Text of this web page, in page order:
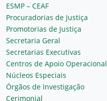
ESMP – CEAF
Procuradorias de Justiça
Promotorias de Justiça
Secretaria Geral
Secretarias Executivas
Centros de Apoio Operacional
Núcleos Especiais
Órgãos de Investigação
Cerimonial